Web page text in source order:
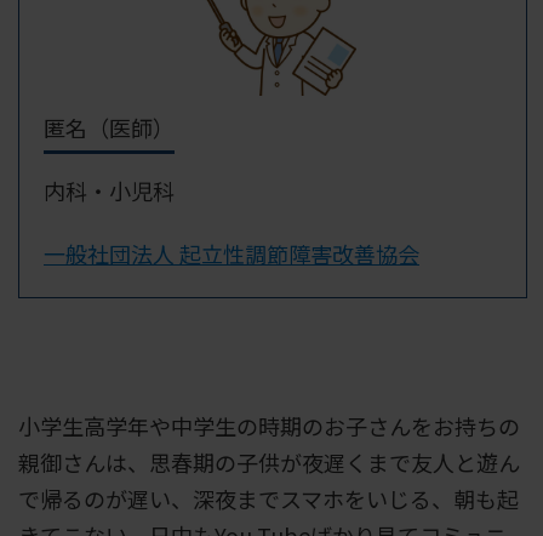
匿名（医師）
内科・小児科
一般社団法人 起立性調節障害改善協会
小学生高学年や中学生の時期のお子さんをお持ちの
親御さんは、思春期の子供が夜遅くまで友人と遊ん
で帰るのが遅い、深夜までスマホをいじる、朝も起